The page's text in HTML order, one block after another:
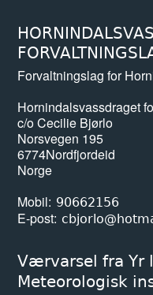
Forvaltningslag for
Hornindalsvassdraget
c/o Cecilie Bjørlo
Norsvegen 195
6774Nordfjordeid
Norge
Mobil
90662156
E-post
Værvarsel fra Yr
Meteorologisk